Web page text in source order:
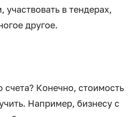
в тендерах,
другое.
Конечно, стоимость
Например, бизнесу с